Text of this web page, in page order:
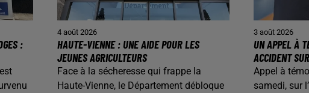
:
4 août 2026
HAUTE-VIENNE : UNE AIDE POUR LES
JEUNES AGRICULTEURS
Face à la sécheresse qui frappe la
Haute-Vienne, le Département débloque
3 août 2026
UN APPEL À
ACCIDENT
Appel à
samedi, sur